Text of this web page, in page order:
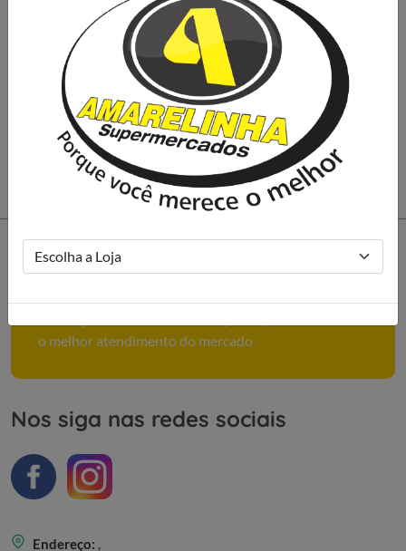
Se inscreva para receber nossas
novidades e ofertas
Cadastrar
Como podemos ajudar você?
o melhor atendimento do mercado
Nos siga nas redes sociais
Endereço: ,